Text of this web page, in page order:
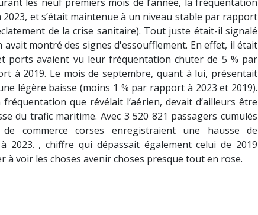
et s’était maintenue à un niveau stable par rapport
de la crise sanitaire). Tout juste était-il signalé
montré des signes d'essoufflement. En effet, il était
ports avaient vu leur fréquentation chuter de 5 % par
à 2019. Le mois de septembre, quant à lui, présentait
légère baisse (moins 1 % par rapport à 2023 et 2019).
que révélait l’aérien, devait d’ailleurs être
du trafic maritime. Avec 3 520 821 passagers cumulés
commerce corses enregistraient une hausse de
, chiffre qui dépassait également celui de 2019
à voir les choses avenir choses presque tout en rose.